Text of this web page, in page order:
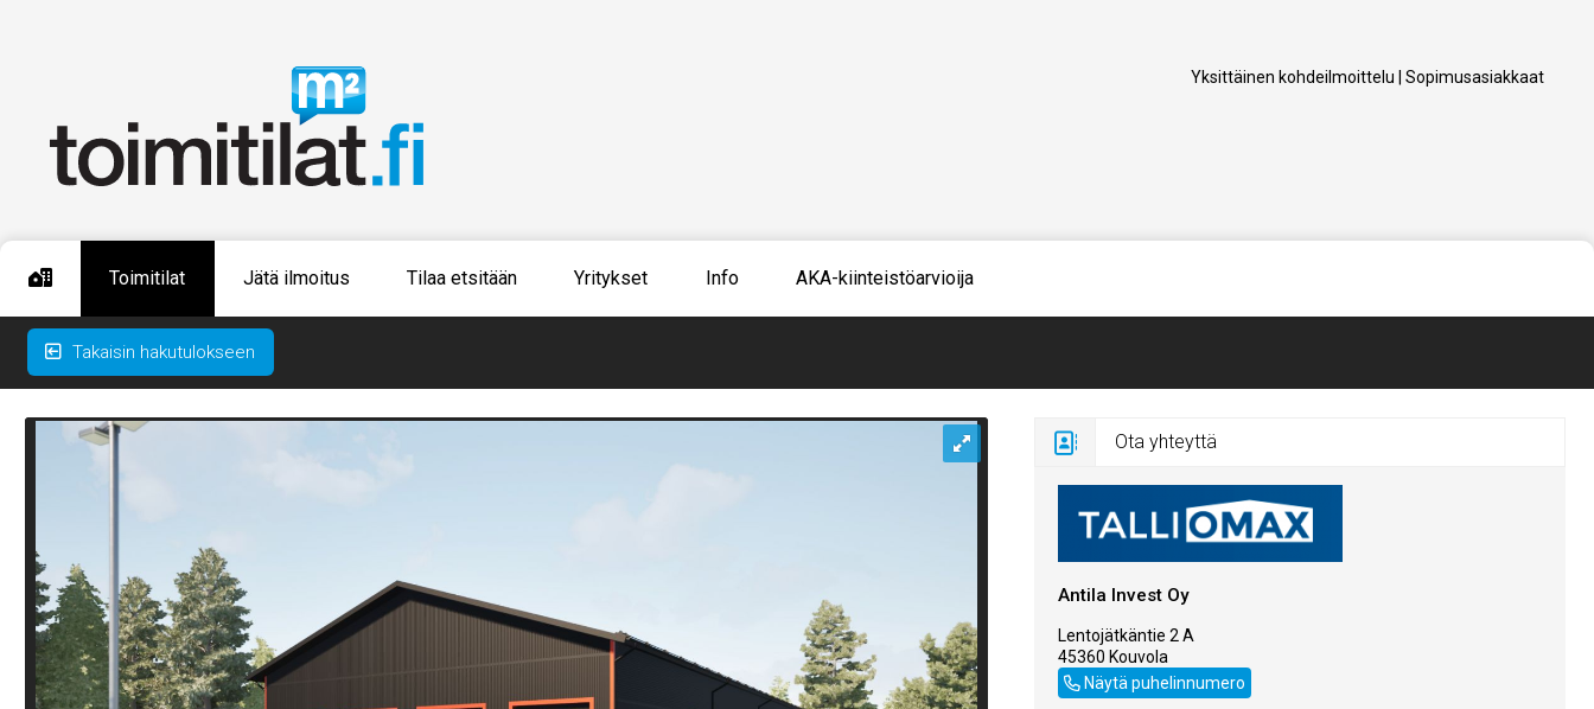
Yksittäinen kohdeilmoittelu Sopimusasiakkaat
Toimitilat Jätä ilmoitus Tilaa etsitään Yritykset Info AKA-kiinteistöarvioija
Takaisin hakutulokseen
Ota yhteyttä
Antila Invest Oy
Lentojätkäntie 2 A
45360 Kouvola
Näytä puhelinnumero
0400441414